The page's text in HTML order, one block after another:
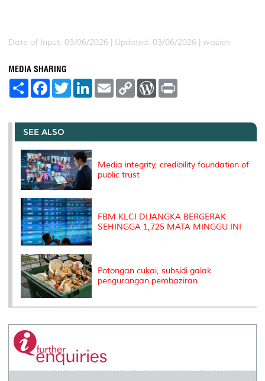
Date of Input: 03/06/2026 | Updated: 03/06/2026 | wazien
MEDIA SHARING
S
e
F
a
b
o
o
k
T
w
t
r
L
e
I
E
m
l
C
L
n
W
P
e
t
SEE ALSO
Media integrity, credibility foundation of
public trust
FBM KLCI DIJANGKA BERGERAK
SEHINGGA 1,725 MATA MINGGU INI
Potongan cukai, subsidi galak
pengurangan pembaziran